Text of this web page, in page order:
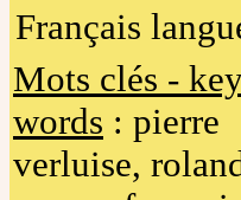
Français
Mots clés -
words : pierre
verluise,